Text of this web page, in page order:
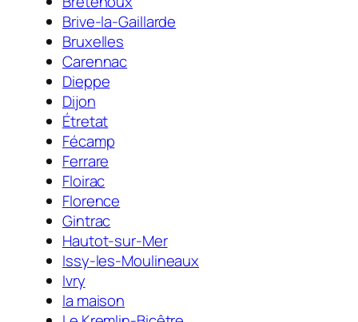
Brive-la-Gaillarde
Bruxelles
Carennac
Dieppe
Dijon
Étretat
Fécamp
Ferrare
Floirac
Florence
Gintrac
Hautot-sur-Mer
Issy-les-Moulineaux
Ivry
la maison